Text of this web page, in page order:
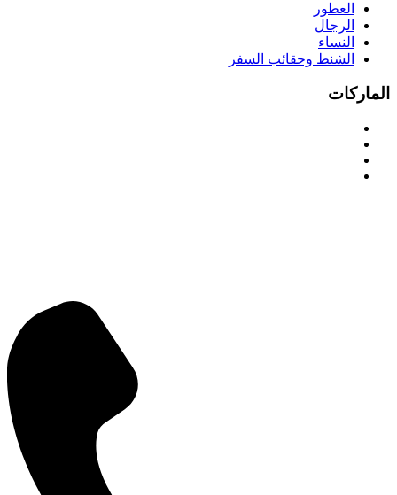
العطور
الرجال
النساء
الشنط وحقائب السفر
الماركات